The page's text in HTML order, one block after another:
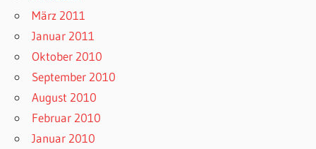
März 2011
Januar 2011
Oktober 2010
September 2010
August 2010
Februar 2010
Januar 2010